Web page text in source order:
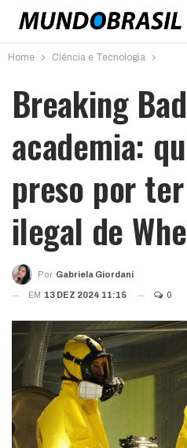
Home Ciência e Tecnologia
Breaking
academia:
preso por
ilegal de
Por Gabriela Giordani
EM 13 DEZ 2024 11:15 0